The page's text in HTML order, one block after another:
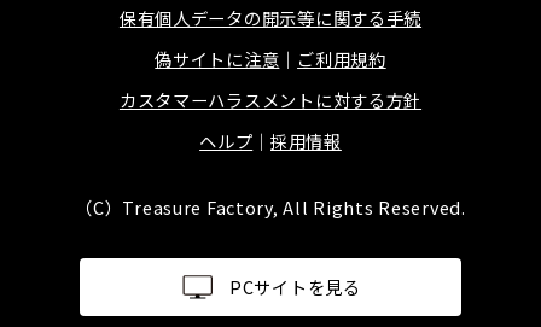
保有個人データの開示等に関する手続
偽サイトに注意
ご利用規約
カスタマーハラスメントに対する方針
ヘルプ
採用情報
（C）Treasure Factory, All Rights Reserved.
PCサイトを見る